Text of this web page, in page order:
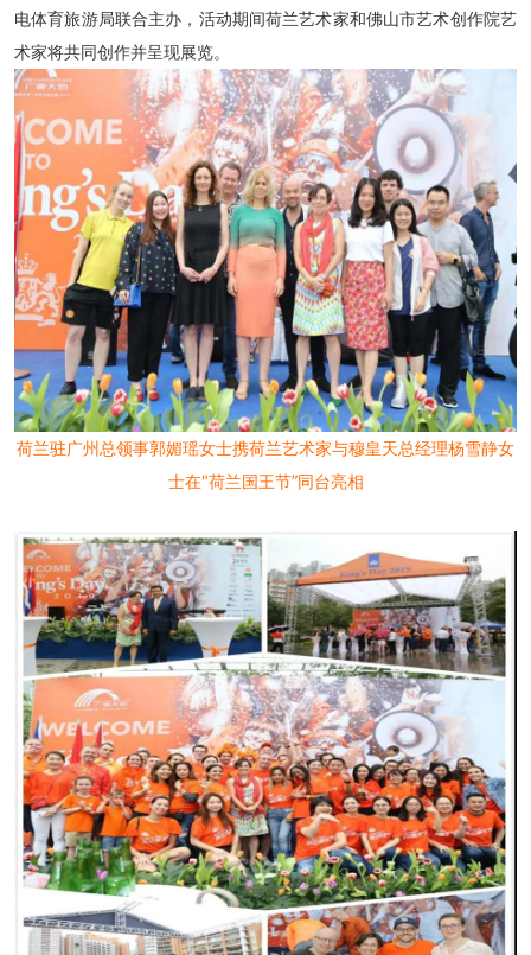
电体育旅游局联合主办，活动期间荷兰艺术家和佛山市艺术创作院艺
术家将共同创作并呈现展览。
荷兰驻广州总领事郭媚瑶女士携荷兰艺术家与穆皇天总经理杨雪静女
士在"荷兰国王节”同台亮相